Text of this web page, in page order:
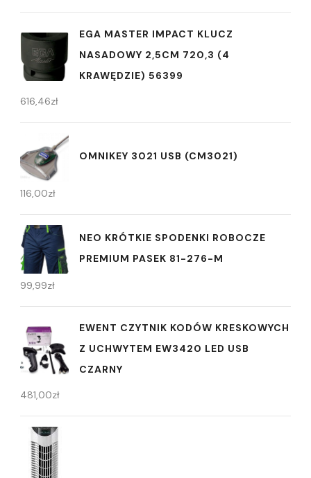
EGA MASTER IMPACT KLUCZ
NASADOWY 2,5CM 720,3 (4
KRAWĘDZIE) 56399
616,46zł
OMNIKEY 3021 USB (CM3021)
116,00zł
NEO KRÓTKIE SPODENKI ROBOCZE
PREMIUM PASEK 81-276-M
99,99zł
EWENT CZYTNIK KODÓW KRESKOWYCH
Z UCHWYTEM EW3420 LED USB
CZARNY
481,00zł